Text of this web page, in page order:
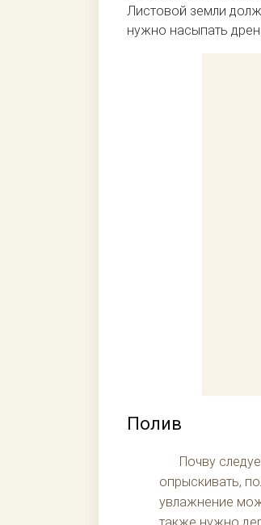
Листовой земли
нужно насыпать
Полив
Почву
опрыскивать,
увлажнение